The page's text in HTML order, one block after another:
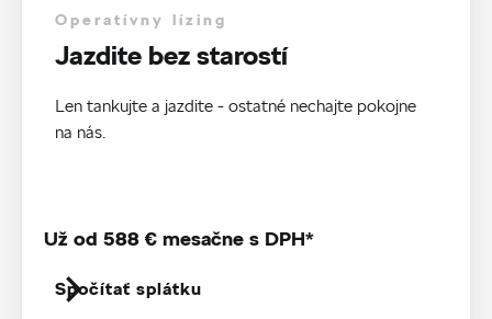
Operatívny lízing
Jazdite bez starostí
Len tankujte a jazdite - ostatné nechajte pokojne
na nás.
Spočítať splátku
Už od 588 € mesačne s DPH*